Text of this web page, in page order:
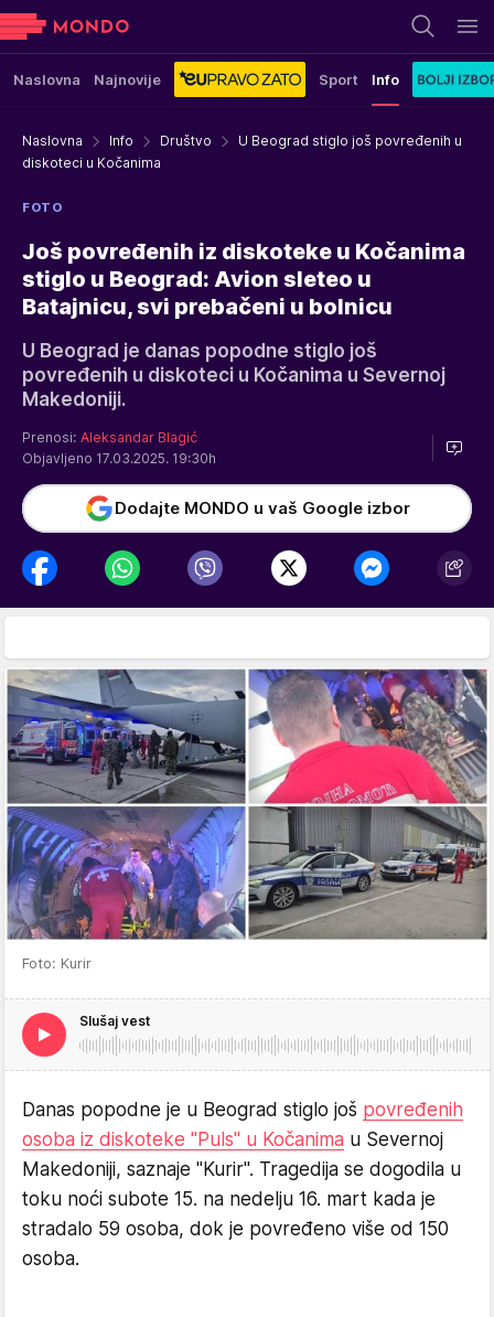
Naslovna Najnovije Sport Info
Naslovna Info Društvo
U Beograd stiglo još povređenih u
diskoteci u Kočanima
FOTO
Još povređenih iz diskoteke u Kočanima
stiglo u Beograd: Avion sleteo u
Batajnicu, svi prebačeni u bolnicu
U Beograd je danas popodne stiglo još
povređenih u diskoteci u Kočanima u Severnoj
Makedoniji.
Prenosi: Aleksandar Blagić
Objavljeno 17.03.2025. 19:30h
Dodajte MONDO u vaš Google izbor
Foto: Kurir
Slušaj vest
Danas popodne je u Beograd stiglo još povređenih
osoba iz diskoteke "Puls" u Kočanima u Severnoj
Makedoniji, saznaje "Kurir". Tragedija se dogodila u
toku noći subote 15. na nedelju 16. mart kada je
stradalo 59 osoba, dok je povređeno više od 150
osoba.